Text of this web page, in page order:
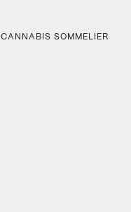
CANNABIS SOMMELIER